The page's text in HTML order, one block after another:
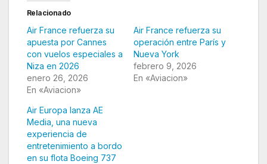
Relacionado
Air France refuerza su
apuesta por Cannes
con vuelos especiales a
Niza en 2026
enero 26, 2026
En «Aviacion»
Air France refuerza su
operación entre París y
Nueva York
febrero 9, 2026
En «Aviacion»
Air Europa lanza AE
Media, una nueva
experiencia de
entretenimiento a bordo
en su flota Boeing 737